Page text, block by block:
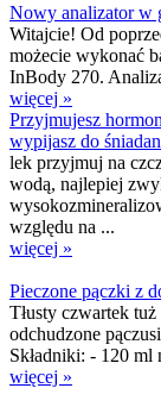
Nowy analizator w
Witajcie! Od
możecie wykonać
InBody 270.
więcej »
Przyjmujesz
wypijasz do
lek przyjmuj na
wodą, najlepiej
względu na ...
więcej »
Pieczone pączki z
Tłusty czwartek
odchudzone
Składniki: - 120
więcej »